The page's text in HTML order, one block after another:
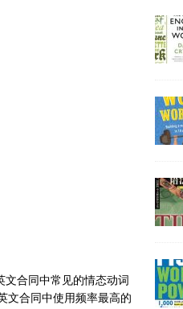
合同中常见的情态动词
文合同中使用频率最高的